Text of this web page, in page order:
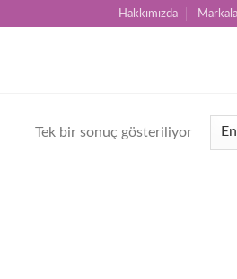
Hakkımızda
Tek bir sonuç gösteriliyor